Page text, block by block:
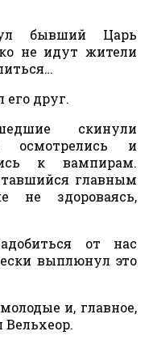
бывший Царь
не идут жители
его друг.
скинули
осмотрелись и
к вампирам.
главным
не здороваясь,
от нас
выплюнул это
и, главное,